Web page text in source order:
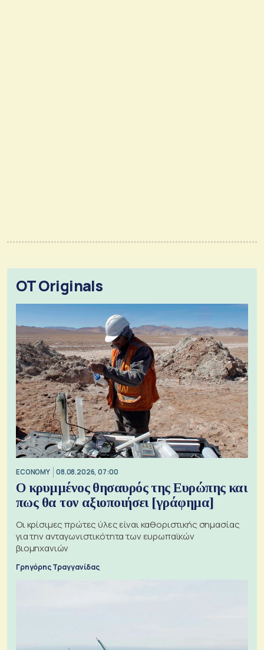
OT Originals
ECONOMY 08.08.2026, 07:00
Ο κρυμμένος θησαυρός της Ευρώπης και
πως θα τον αξιοποιήσει [γράφημα]
Οι κρίσιμες πρώτες ύλες είναι καθοριστικής σημασίας
για την ανταγωνιστικότητα των ευρωπαϊκών
βιομηχανιών
Γρηγόρης Τραγγανίδας